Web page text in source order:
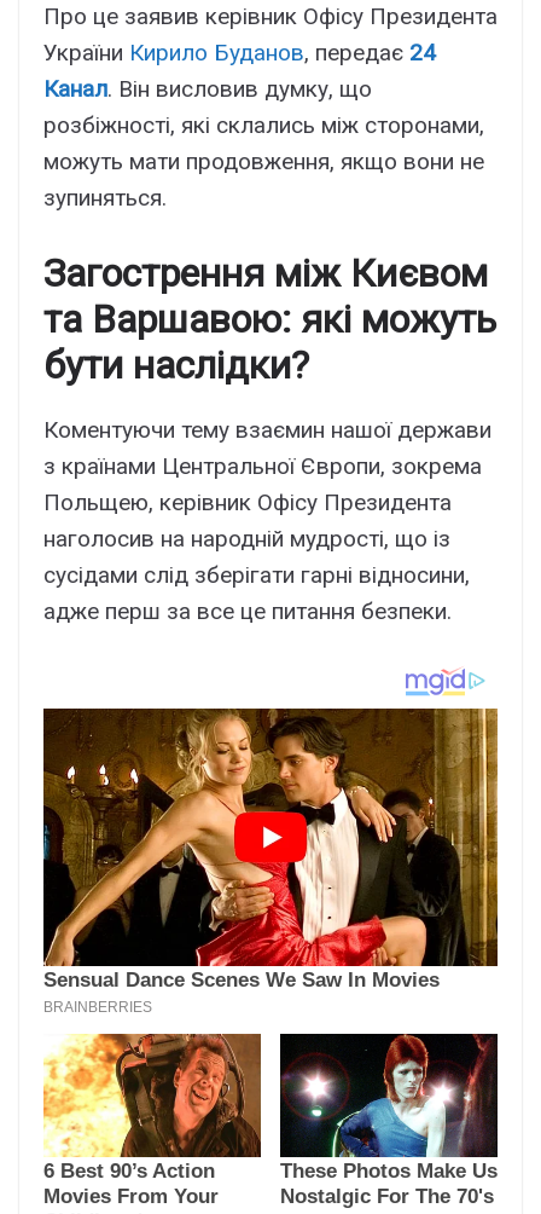
Про це заявив керівник Офісу Президента
України Кирило Буданов, передає 24
Канал. Він висловив думку, що
розбіжності, які склались між сторонами,
можуть мати продовження, якщо вони не
зупиняться.
Загострення між Києвом
та Варшавою: які можуть
бути наслідки?
Коментуючи тему взаємин нашої держави
з країнами Центральної Європи, зокрема
Польщею, керівник Офісу Президента
наголосив на народній мудрості, що із
сусідами слід зберігати гарні відносини,
адже перш за все це питання безпеки.